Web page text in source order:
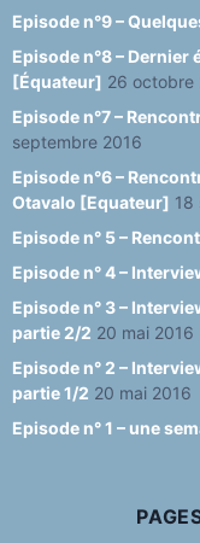
Episode n°9 –
Episode n°8 –
[Équateur] 26 octobre
Episode n°7 –
septembre 2016
Episode n°6 –
Otavalo [Equateur] 18
Episode n° 5 –
Episode n° 4 –
Episode n° 3 –
partie 2/2 20 mai 2016
Episode n° 2 –
partie 1/2 20 mai 2016
Episode n° 1 – une